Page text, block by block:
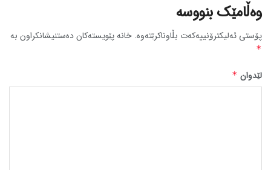
وەڵامێک بنووسە
پۆستی ئەلیکترۆنییەکەت بڵاوناکرێتەوە. خانە پێویستەکان دەستنیشانکراون بە
*
لێدوان *